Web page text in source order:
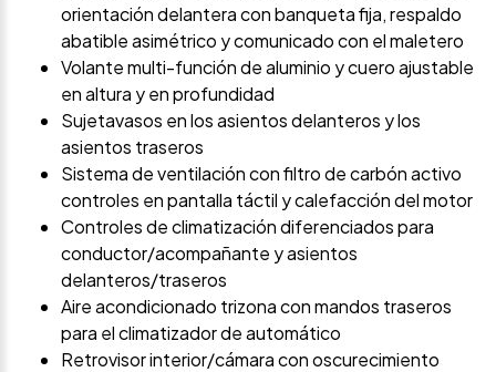
orientación delantera con banqueta fija, respaldo
abatible asimétrico y comunicado con el maletero
Volante multi-función de aluminio y cuero ajustable
en altura y en profundidad
Sujetavasos en los asientos delanteros y los
asientos traseros
Sistema de ventilación con filtro de carbón activo
controles en pantalla táctil y calefacción del motor
Controles de climatización diferenciados para
conductor/acompañante y asientos
delanteros/traseros
Aire acondicionado trizona con mandos traseros
para el climatizador de automático
Retrovisor interior/cámara con oscurecimiento